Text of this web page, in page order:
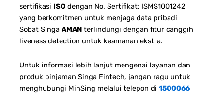
sertifikasi ISO dengan No. Sertifikat: ISMS1001242
yang berkomitmen untuk menjaga data pribadi
Sobat Singa AMAN terlindungi dengan fitur canggih
liveness detection untuk keamanan ekstra.
Untuk informasi lebih lanjut mengenai layanan dan
produk pinjaman Singa Fintech, jangan ragu untuk
menghubungi MinSing melalui telepon di 1500066